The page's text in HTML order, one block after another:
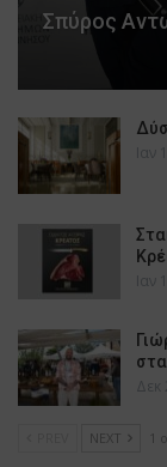
Σπύρος
Ιαν
Ιαν
Δεκ
NEXT 1